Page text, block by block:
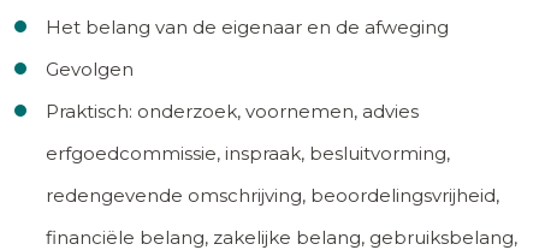
Het belang van de eigenaar en de afweging
Gevolgen
Praktisch: onderzoek, voornemen, advies
erfgoedcommissie, inspraak, besluitvorming,
redengevende omschrijving, beoordelingsvrijheid,
financiële belang, zakelijke belang, gebruiksbelang,